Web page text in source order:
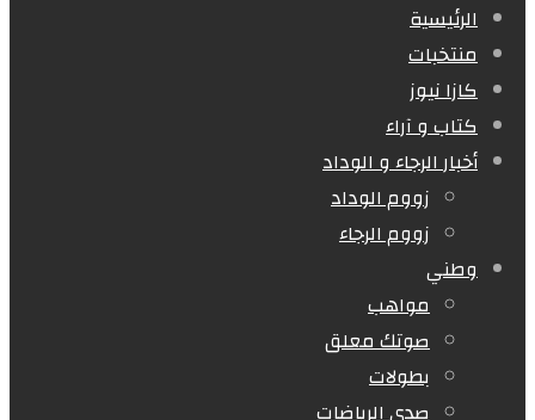
الرئيسية
منتخبات
كازا نيوز
كتاب و آراء
أخبار الرجاء و الوداد
زووم الوداد
زووم الرجاء
وطني
مواهب
صوتك معلق
بطولات
صدى الرياضات